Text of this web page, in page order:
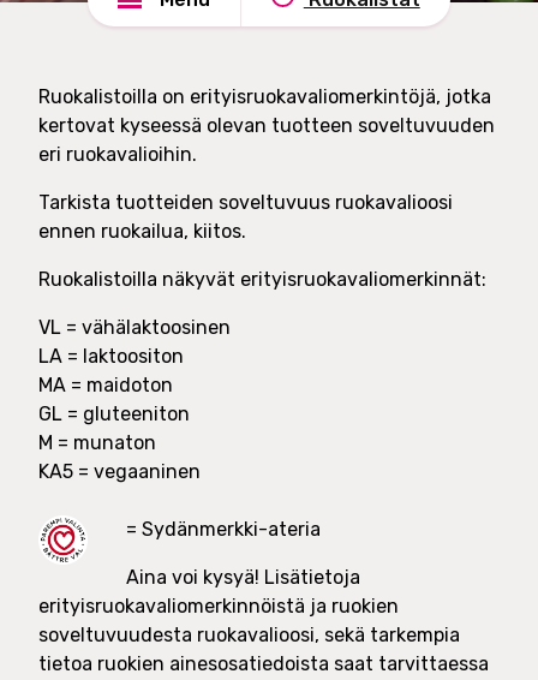
e
t
O
n
h
e
Ruokalistoilla on erityisruokavaliomerkintöjä, jotka
kertovat kyseessä olevan tuotteen soveltuvuuden
eri ruokavalioihin.
Tarkista tuotteiden soveltuvuus ruokavalioosi
ennen ruokailua, kiitos.
Ruokalistoilla näkyvät erityisruokavaliomerkinnät:
VL = vähälaktoosinen
LA = laktoositon
MA = maidoton
GL = gluteeniton
M = munaton
KA5 = vegaaninen
= Sydänmerkki-ateria
Aina voi kysyä! Lisätietoja
erityisruokavaliomerkinnöistä ja ruokien
soveltuvuudesta ruokavalioosi, sekä tarkempia
tietoa ruokien ainesosatiedoista saat tarvittaessa